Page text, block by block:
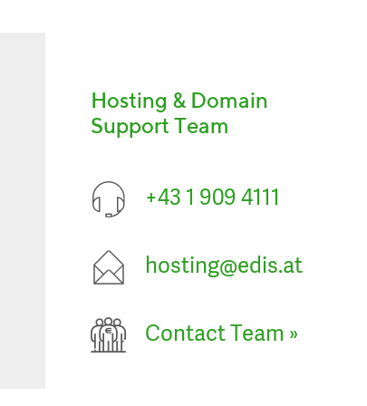
Hosting & Domain
Support Team
+43 1 909 4111
hosting@edis.at
Contact Team »